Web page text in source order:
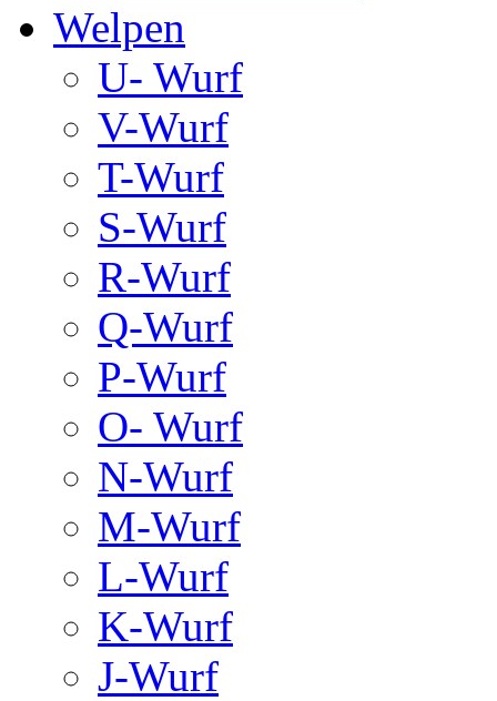
Welpen
U- Wurf
V-Wurf
T-Wurf
S-Wurf
R-Wurf
Q-Wurf
P-Wurf
O- Wurf
N-Wurf
M-Wurf
L-Wurf
K-Wurf
J-Wurf